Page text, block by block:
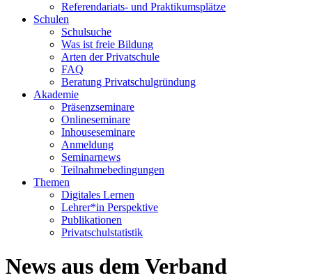
Referendariats- und Praktikumsplätze
Schulen
Schulsuche
Was ist freie Bildung
Arten der Privatschule
FAQ
Beratung Privatschulgründung
Akademie
Präsenzseminare
Onlineseminare
Inhouseseminare
Anmeldung
Seminarnews
Teilnahmebedingungen
Themen
Digitales Lernen
Lehrer*in Perspektive
Publikationen
Privatschulstatistik
News aus dem Verband